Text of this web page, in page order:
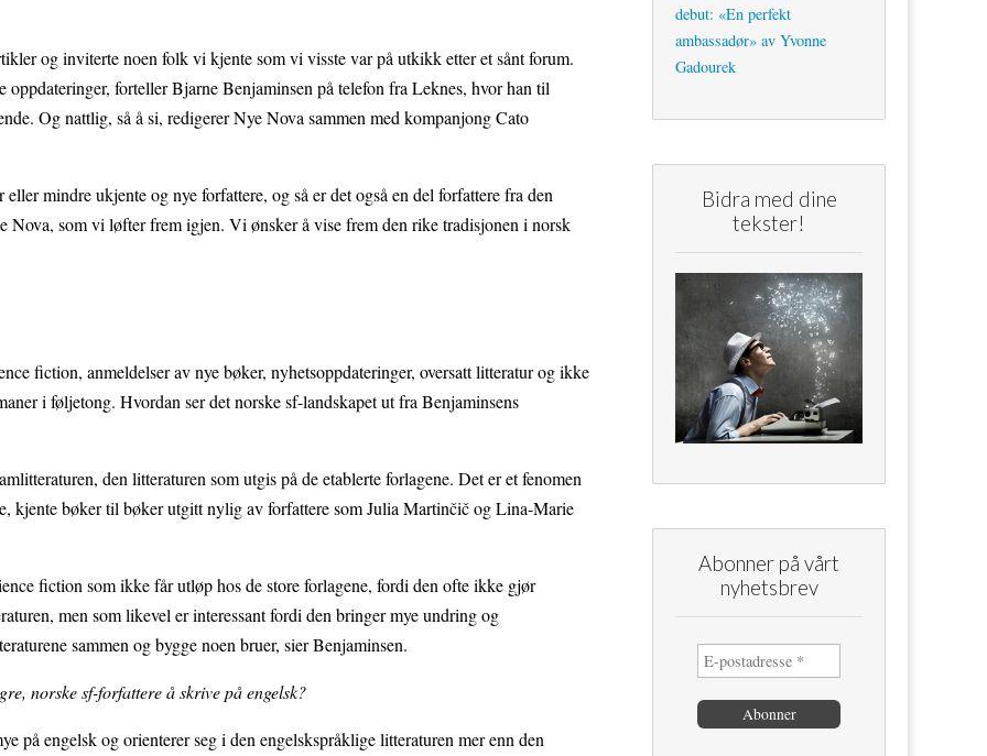
og inviterte noen folk vi kjente som vi visste var på utkikk etter et sånt forum.
forteller Bjarne Benjaminsen på telefon fra Leknes, hvor han til
Og nattlig, så å si, redigerer Nye Nova sammen med kompanjong Cato
mindre ukjente og nye forfattere, og så er det også en del forfattere fra den
Nova, som vi løfter frem igjen. Vi ønsker å vise frem den rike tradisjonen i norsk
fiction, anmeldelser av nye bøker, nyhetsoppdateringer, oversatt litteratur og ikke
i føljetong. Hvordan ser det norske sf-landskapet ut fra Benjaminsens
den litteraturen som utgis på de etablerte forlagene. Det er et fenomen
kjente bøker til bøker utgitt nylig av forfattere som Julia Martinčič og Lina-Marie
fiction som ikke får utløp hos de store forlagene, fordi den ofte ikke gjør
men som likevel er interessant fordi den bringer mye undring og
sammen og bygge noen bruer, sier Benjaminsen.
norske sf-forfattere å skrive på engelsk?
på engelsk og orienterer seg i den engelskspråklige litteraturen mer enn den
debut: «En perfekt
ambassadør» av Yvonne
Gadourek
Bidra med dine
tekster!
Abonner på vårt
nyhetsbrev